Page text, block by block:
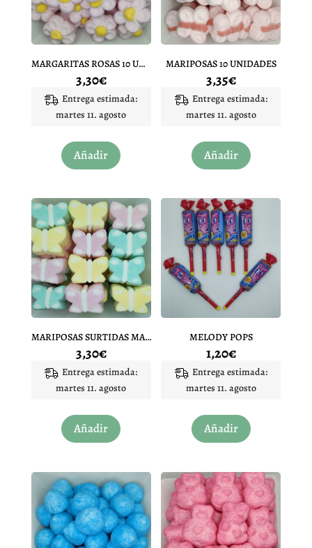
elegir
en
la
de
MARGARITAS ROSAS 10 UNIDADES
3,30€
Entrega estimada:
martes 11. agosto
Añadir
MARIPOSAS 10 UNIDADES
3,35€
Entrega estimada:
martes 11. agosto
Añadir
MARIPOSAS SURTIDAS MARSHMALLOW 10 UNIDADES
3,30€
Entrega estimada:
martes 11. agosto
Añadir
MELODY POPS
1,20€
Entrega estimada:
martes 11. agosto
Añadir